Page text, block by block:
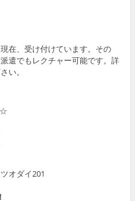
在、受け付けています。その
遣でもレクチャー可能です。詳
い。
オダイ201